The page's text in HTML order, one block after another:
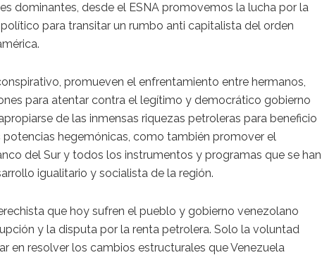
dominantes, desde el ESNA promovemos la lucha por la
para transitar un rumbo anti capitalista del orden
promueven el enfrentamiento entre hermanos,
para atentar contra el legítimo y democrático gobierno
de las inmensas riquezas petroleras para beneficio
hegemónicas, como también promover el
del Sur y todos los instrumentos y programas que se han
igualitario y socialista de la región.
que hoy sufren el pueblo y gobierno venezolano
y la disputa por la renta petrolera. Solo la voluntad
en resolver los cambios estructurales que Venezuela